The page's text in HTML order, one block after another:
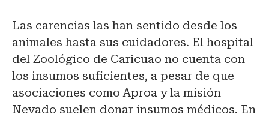
Las carencias las han sentido desde los
animales hasta sus cuidadores. El hospital
del Zoológico de Caricuao no cuenta con
los insumos suficientes, a pesar de que
asociaciones como Aproa y la misión
Nevado suelen donar insumos médicos. En